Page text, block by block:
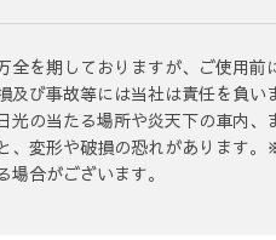
を期しておりますが、ご使用前
び事故等には当社は責任を負
の当たる場所や炎天下の車内
変形や破損の恐れがあります
合がございます。